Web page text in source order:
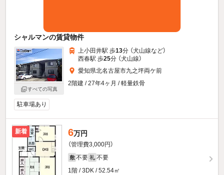
シャルマンの賃貸物件
すべての写真
上小田井駅 歩13分 （犬山線など）
西春駅 歩25分 （犬山線）
愛知県北名古屋市九之坪両ケ前
2階建 / 27年4ヶ月 / 軽量鉄骨
駐車場あり
新着 6万円
（管理費3,000円）
敷 不要 礼 不要
1階 / 3DK / 52.54㎡